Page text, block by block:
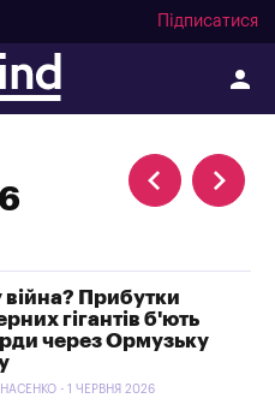
Підписатися
війна? Прибутки
гігантів б'ють
через Ормузьку
- 1 ЧЕРВНЯ 2026